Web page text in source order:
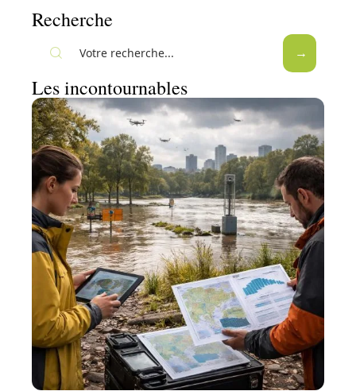
Recherche
Les incontournables